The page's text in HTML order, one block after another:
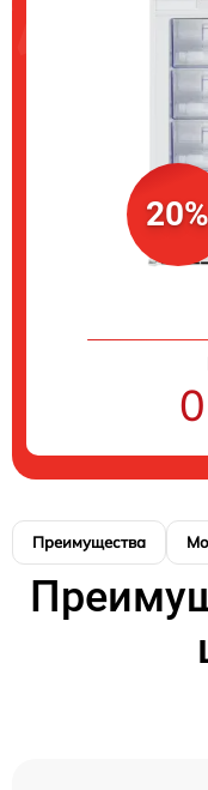
20%
Преимущества